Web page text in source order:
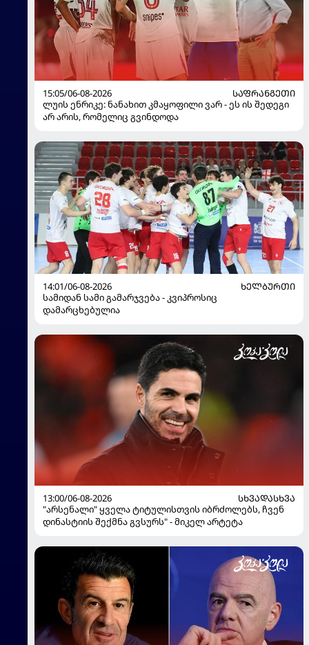
15:05/06-08-2026
ᲡᲐᲤᲠᲐᲜᲒᲔᲗᲘ
ლუის ენრიკე: ნანახით კმაყოფილი ვარ - ეს ის შედეგი
არ არის, რომელიც გვინდოდა
14:01/06-08-2026
ᲮᲔᲚᲑᲣᲠᲗᲘ
სამიდან სამი გამარჯვება - კვიპროსიც
დამარცხებულია
13:00/06-08-2026
ᲡᲮᲕᲐᲓᲐᲡᲮᲕᲐ
"არსენალი" ყველა ტიტულისთვის იბრძოლებს, ჩვენ
დინასტიის შექმნა გვსურს" - მიკელ არტეტა